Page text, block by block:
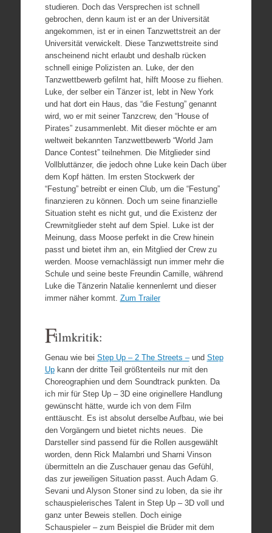
studieren. Doch das Versprechen ist schnell
gebrochen, denn kaum ist er an der Universität
angekommen, ist er in einen Tanzwettstreit an der
Universität verwickelt. Diese Tanzwettstreite sind
anscheinend nicht erlaubt und deshalb rücken
schnell einige Polizisten an. Luke, der den
Tanzwettbewerb gefilmt hat, hilft Moose zu fliehen.
Luke, der selber ein Tänzer ist, lebt in New York
und hat dort ein Haus, das “die Festung” genannt
wird, wo er mit seiner Tanzcrew, den “House of
Pirates” zusammenlebt. Mit dieser möchte er am
weltweit bekannten Tanzwettbewerb “World Jam
Dance Contest” teilnehmen. Die Mitglieder sind
Vollbluttänzer, die jedoch ohne Luke kein Dach über
dem Kopf hätten. Im ersten Stockwerk der
“Festung” betreibt er einen Club, um die “Festung”
finanzieren zu können. Doch um seine finanzielle
Situation steht es nicht gut, und die Existenz der
Crewmitglieder steht auf dem Spiel. Luke ist der
Meinung, dass Moose perfekt in die Crew hinein
passt und bietet ihm an, ein Mitglied der Crew zu
werden. Moose vernachlässigt nun immer mehr die
Schule und seine beste Freundin Camille, während
Luke die Tänzerin Natalie kennenlernt und dieser
immer näher kommt. Zum Trailer
Filmkritik:
Genau wie bei Step Up – 2 The Streets –und Step
Upkann der dritte Teil größtenteils nur mit den
Choreographien und dem Soundtrack punkten. Da
ich mir für Step Up – 3D eine originellere Handlung
gewünscht hätte, wurde ich von dem Film
enttäuscht. Es ist absolut derselbe Aufbau, wie bei
den Vorgängern und bietet nichts neues. Die
Darsteller sind passend für die Rollen ausgewählt
worden, denn Rick Malambri und Sharni Vinson
übermitteln an die Zuschauer genau das Gefühl,
das zur jeweiligen Situation passt. Auch Adam G.
Sevani und Alyson Stoner sind zu loben, da sie ihr
schauspielerisches Talent in Step Up – 3D voll und
ganz unter Beweis stellen. Doch einige
Schauspieler – zum Beispiel die Brüder mit dem